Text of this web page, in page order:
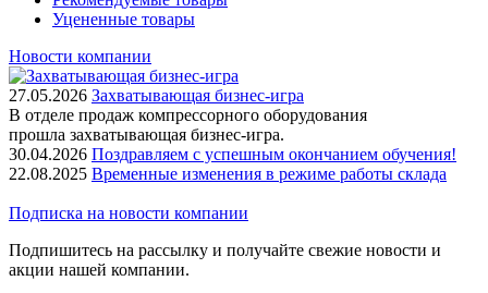
Уцененные товары
Новости компании
27.05.2026 Захватывающая бизнес-игра
В отделе продаж компрессорного оборудования
прошла захватывающая бизнес-игра.
30.04.2026 Поздравляем с успешным окончанием обучения!
22.08.2025 Временные изменения в режиме работы склада
Подписка на новости компании
Подпишитесь на рассылку и получайте свежие новости и
акции нашей компании.